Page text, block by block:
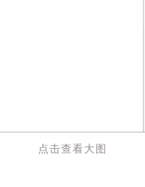
点击查看大图